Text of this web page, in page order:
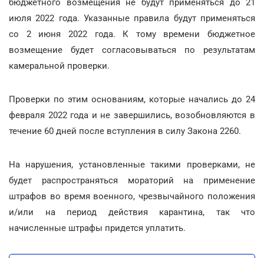
бюджетного возмещения не будут применяться до 21
июля 2022 года. Указанные правила будут применяться
со 2 июня 2022 года. К тому времени бюджетное
возмещение будет согласовываться по результатам
камеральной проверки.
Проверки по этим основаниям, которые начались до 24
февраля 2022 года и не завершились, возобновляются в
течение 60 дней после вступления в силу Закона 2260.
На нарушения, установленные такими проверками, не
будет распространяться мораторий на применение
штрафов во время военного, чрезвычайного положения
и/или на период действия карантина, так что
начисленные штрафы придется уплатить.